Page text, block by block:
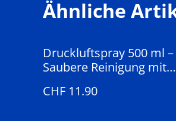
Ähnliche
Druckluftspray 500 ml –
Saubere Reinigung mit
CHF 11.90